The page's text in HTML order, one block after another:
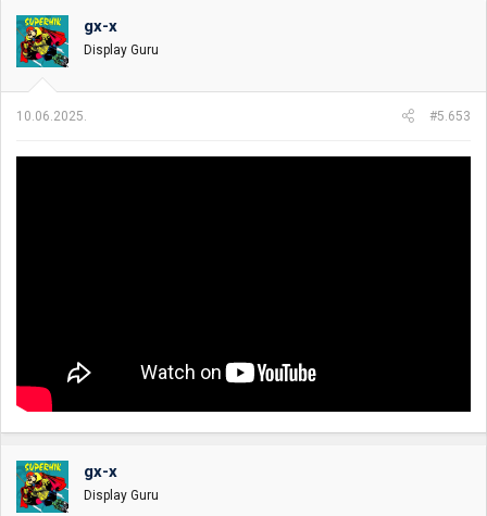
gx-x
Display Guru
10.06.2025. #5.653
gx-x
Display Guru